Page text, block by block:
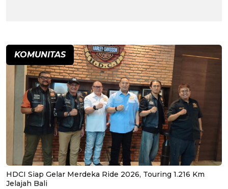
KOMUNITAS
HDCI Siap Gelar Merdeka Ride 2026, Touring 1.216 Km
Jelajah Bali